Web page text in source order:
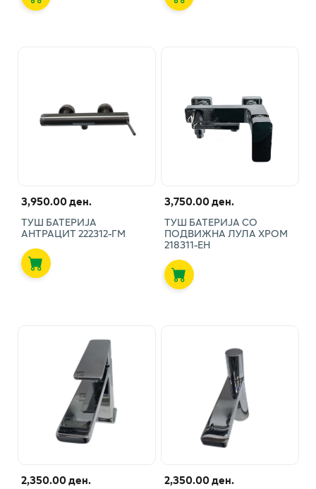
3,950.00 ден.
ТУШ БАТЕРИЈА
АНТРАЦИТ 222312-ГМ
3,750.00 ден.
ТУШ БАТЕРИЈА СО
ПОДВИЖНА ЛУЛА ХРОМ
218311-ЕН
2,350.00 ден. 2,350.00 ден.